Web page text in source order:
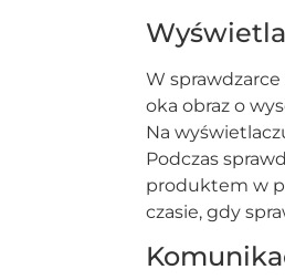
W sprawdzarce
oka obraz o
Na
Podczas
produktem w
czasie, gdy